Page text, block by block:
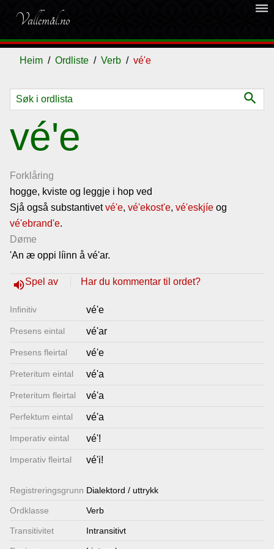
Vallemål.no
dehaze
Heim Ordliste Verb vé'e
search
vé'e
Forklåring
hogge, kviste og leggje i hop ved
Sjå også substantivetvé'e, vé'ekost'e, vé'eskjíe og
vé'ebrand'e.
Døme
'An æ oppi líinn å vé'ar.
volume_upSpel av Har du kommentar til ordet?
Infinitiv vé'e
Presens eintal vé'ar
Presens fleirtal vé'e
Preteritum eintal vé'a
Preteritum fleirtal vé'a
Perfektum eintal vé'a
Imperativ eintal vé'!
Imperativ fleirtal vé'i!
Registrerings­grunn Dialektord / uttrykk
Ordklasse Verb
Transitivitet Intransitivt
Ordliste
Om
vallemålet
Gjestebok
Nyhende
Lenkjer
Kontakt
oss